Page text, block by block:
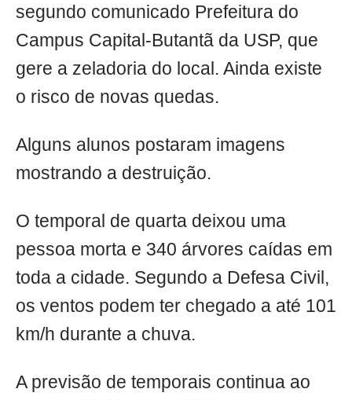
segundo comunicado Prefeitura do
Campus Capital-Butantã da USP, que
gere a zeladoria do local. Ainda existe
o risco de novas quedas.
Alguns alunos postaram imagens
mostrando a destruição.
O temporal de quarta deixou uma
pessoa morta e 340 árvores caídas em
toda a cidade. Segundo a Defesa Civil,
os ventos podem ter chegado a até 101
km/h durante a chuva.
A previsão de temporais continua ao